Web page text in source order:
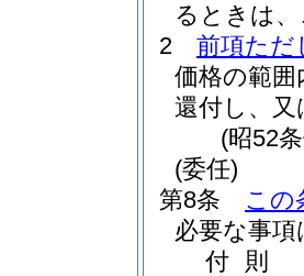
るときは
2
前項ただ
価格の範
還付し、
(昭52
(委任)
第8条
この
必要な事
付 則